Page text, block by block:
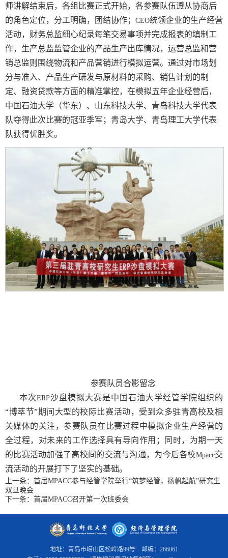
师讲解结束后，各组比赛正式开始，各参赛队伍遵从协商后
的角色定位，分工明确，团结协作； CEO统领企业的生产经营
活动，财务总监细心纪录每笔交易事项并完成报表的填制工
作，生产总监监管企业的产品生产出库情况，运营总监和营
销总监则围绕物流和产品营销进行模拟运营。通过对市场划
分与准入、产品生产研发与原材料的采购、销售计划的制
定、融资贷款等方面的精准掌控，在模拟五年企业经营后，
中国石油大学（华东）、山东科技大学、青岛科技大学代表
队夺得此次比赛的冠亚季军；青岛大学、青岛理工大学代表
队获得优胜奖。
参赛队员合影留念
本次ERP沙盘模拟大赛是中国石油大学经管学院组织的
“博萃节”期间大型的校际比赛活动，受到众多驻青高校及相
关媒体的关注，参赛队员在比赛过程中模拟企业生产经营的
全过程，对未来的工作选择具有导向作用；同时，为期一天
的比赛活动加强了高校间的交流与沟通，为今后各校Mpacc交
流活动的开展打下了坚实的基础。
上一条： 首届MPACC参与经管学院举行“筑梦经管，扬帆起航”研究生
双旦晚会
下一条： 首届MPACC召开第一次班委会
地址：青岛市崂山区松岭路99号 邮编：266061